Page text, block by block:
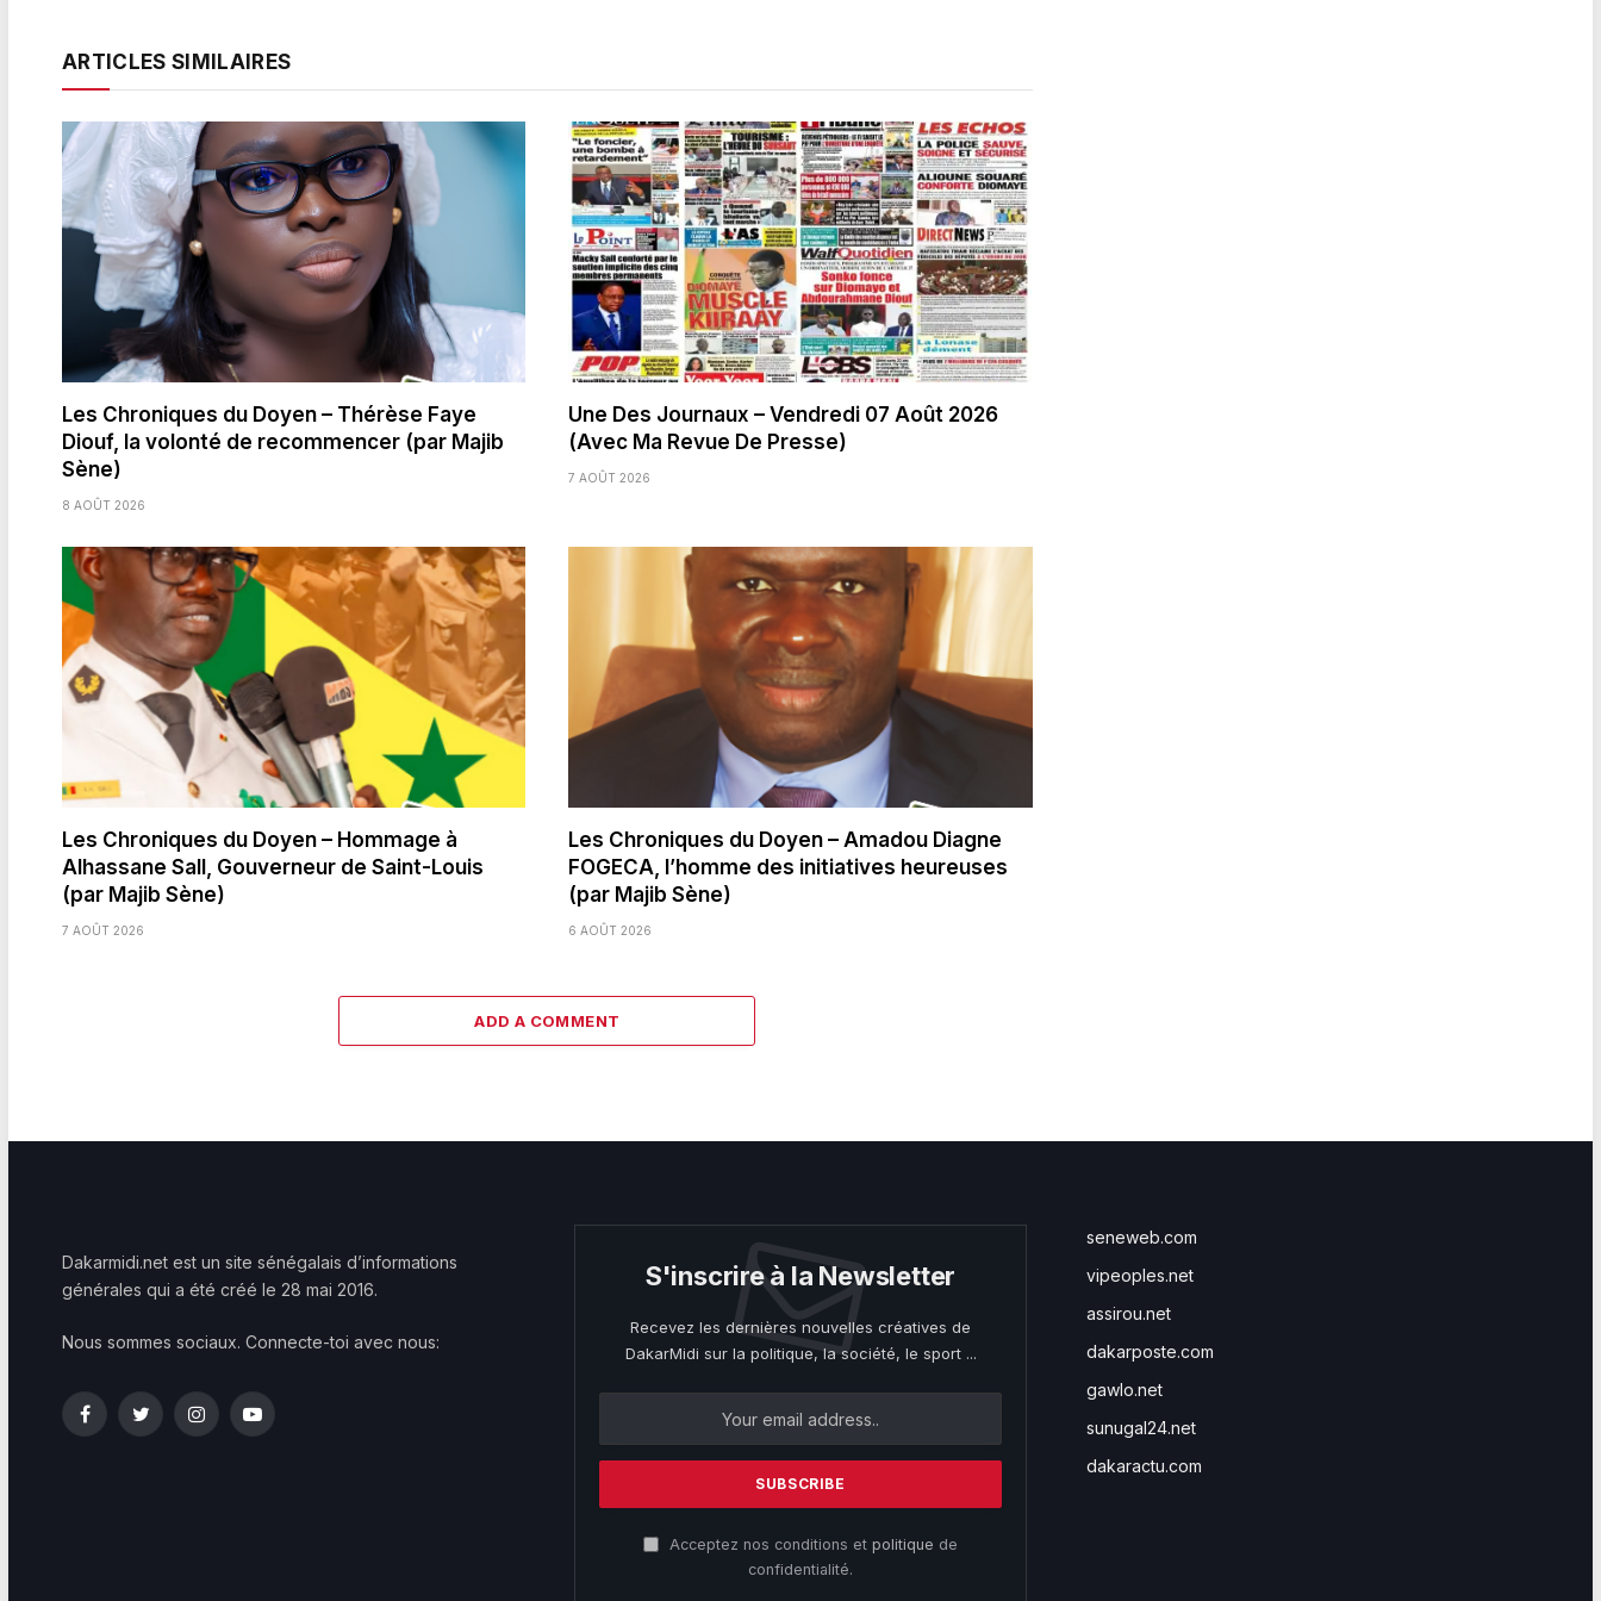
ARTICLES SIMILAIRES
Les Chroniques du Doyen – Thérèse Faye
Diouf, la volonté de recommencer (par Majib
Sène)
8 AOÛT 2026
Une Des Journaux – Vendredi 07 Août 2026
(Avec Ma Revue De Presse)
7 AOÛT 2026
Les Chroniques du Doyen – Hommage à
Alhassane Sall, Gouverneur de Saint-Louis
(par Majib Sène)
7 AOÛT 2026
Les Chroniques du Doyen – Amadou Diagne
FOGECA, l’homme des initiatives heureuses
(par Majib Sène)
6 AOÛT 2026
ADD A COMMENT
Dakarmidi.net est un site sénégalais d’informations
générales qui a été créé le 28 mai 2016.
Nous sommes sociaux. Connecte-toi avec nous:
FacebookTwitterInstagramYouTube
S'inscrire à la Newsletter
Recevez les dernières nouvelles créatives de
DakarMidi sur la politique, la société, le sport ...
Acceptez nos conditions et politique de
confidentialité.
seneweb.com
vipeoples.net
assirou.net
dakarposte.com
gawlo.net
sunugal24.net
dakaractu.com